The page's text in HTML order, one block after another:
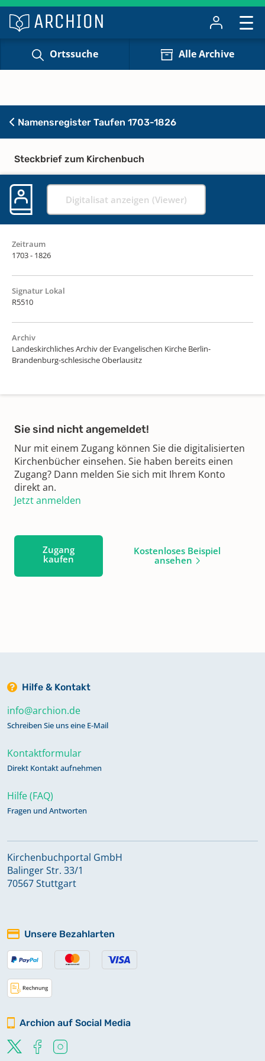
Ortssuche Alle Archive
Namensregister Taufen 1703-1826
Steckbrief zum Kirchenbuch
Digitalisat anzeigen (Viewer)
Zeitraum
1703 - 1826
Signatur Lokal
R5510
Archiv
Landeskirchliches Archiv der Evangelischen Kirche Berlin-
Brandenburg-schlesische Oberlausitz
Sie sind nicht angemeldet!
Nur mit einem Zugang können Sie die digitalisierten
Kirchenbücher einsehen. Sie haben bereits einen
Zugang? Dann melden Sie sich mit Ihrem Konto
direkt an.
Jetzt anmelden
Zugang
kaufen
Kostenloses Beispiel
ansehen
Hilfe & Kontakt
info@archion.de
Schreiben Sie uns eine E-Mail
Kontaktformular
Direkt Kontakt aufnehmen
Hilfe (FAQ)
Fragen und Antworten
Kirchenbuchportal GmbH
Balinger Str. 33/1
70567 Stuttgart
Unsere Bezahlarten
Archion auf Social Media